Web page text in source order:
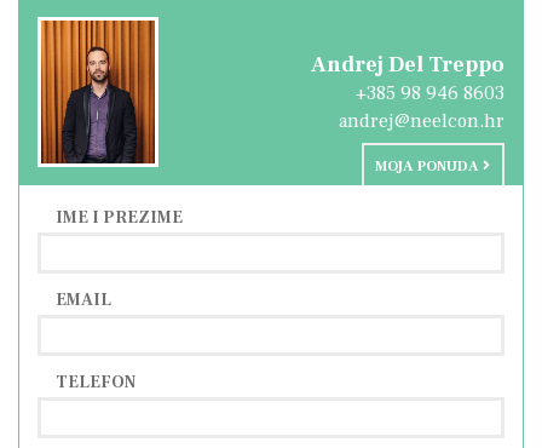
Andrej Del Treppo
+385 98 946 8603
andrej@neelcon.hr
MOJA PONUDA
IME I PREZIME
EMAIL
TELEFON